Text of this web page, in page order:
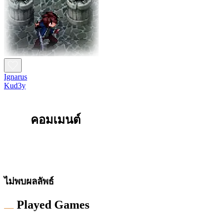
Ignarus
Kud3y
คอมเมนต์
ไม่พบผลลัพธ์
Played Games